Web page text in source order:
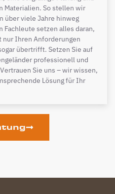
Materialien. So stellen wir
über viele Jahre hinweg
Fachleute setzen alles daran,
nur Ihren Anforderungen
übertrifft. Setzen Sie auf
professionell und
Sie uns – wir wissen,
Lösung für Ihr